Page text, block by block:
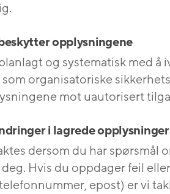
opplysningene
og systematisk med
organisatoriske
mot uautorisert
i lagrede opplysninger
dersom du har spørsmål
Hvis du oppdager feil
epost) er vi